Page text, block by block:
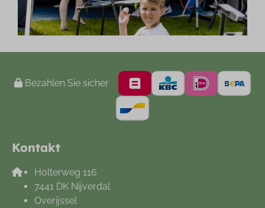
Bezahlen Sie sicher
Kontakt
Holterweg 116
7441 DK Nijverdal
Overijssel